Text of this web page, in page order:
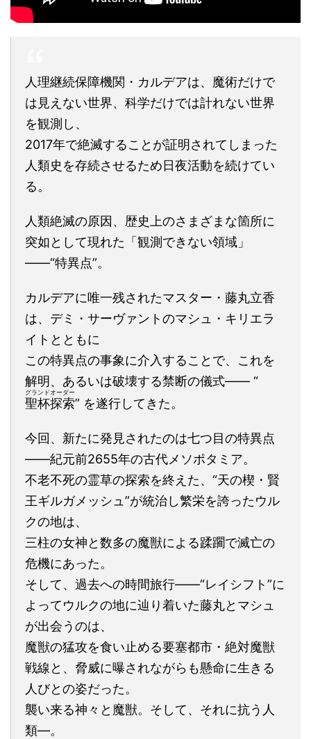
人理継続保障機関・カルデアは、魔術だけで
は見えない世界、科学だけでは計れない世界
を観測し、
2017年で絶滅することが証明されてしまった
人類史を存続させるため日夜活動を続けてい
る。
人類絶滅の原因、歴史上のさまざまな箇所に
突如として現れた「観測できない領域」
――“特異点”。
カルデアに唯一残されたマスター・藤丸立香
は、デミ・サーヴァントのマシュ・キリエラ
イトとともに
この特異点の事象に介入することで、これを
解明、あるいは破壊する禁断の儀式―― “
聖杯探索
グランドオーダー
” を遂行してきた。
今回、新たに発見されたのは七つ目の特異点
――紀元前2655年の古代メソポタミア。
不老不死の霊草の探索を終えた、“天の楔・賢
王ギルガメッシュ”が統治し繁栄を誇ったウル
クの地は、
三柱の女神と数多の魔獣による蹂躙で滅亡の
危機にあった。
そして、過去への時間旅行――“レイシフト”に
よってウルクの地に辿り着いた藤丸とマシュ
が出会うのは、
魔獣の猛攻を食い止める要塞都市・絶対魔獣
戦線と、脅威に曝されながらも懸命に生きる
人びとの姿だった。
襲い来る神々と魔獣。そして、それに抗う人
類―。